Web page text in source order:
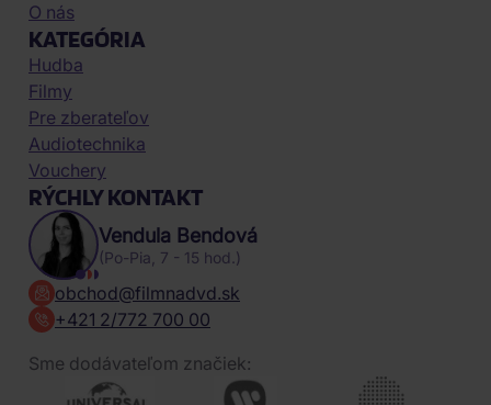
O nás
KATEGÓRIA
Hudba
Filmy
Pre zberateľov
Audiotechnika
Vouchery
RÝCHLY KONTAKT
Vendula Bendová
(Po-Pia, 7 - 15 hod.)
obchod@filmnadvd.sk
+421 2/772 700 00
Sme dodávateľom značiek: